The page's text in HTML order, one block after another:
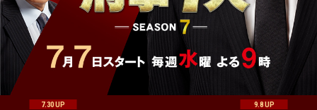
7.30 UP 9.8 UP